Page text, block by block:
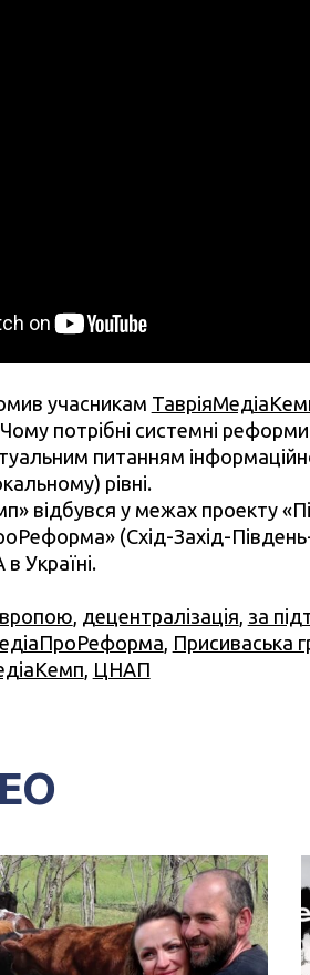
учасникам
потрібні системні реформи
питанням
рівні.
відбувся у межах проекту
(Схід-Захід-
Україні.
децентралізація за
Присиваська
ЦНАП